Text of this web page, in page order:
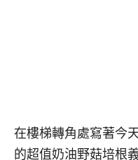
在樓梯轉角處寫著今
的超值奶油野菇培根